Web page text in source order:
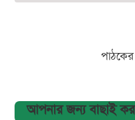
আপনার জন্য বাছাই